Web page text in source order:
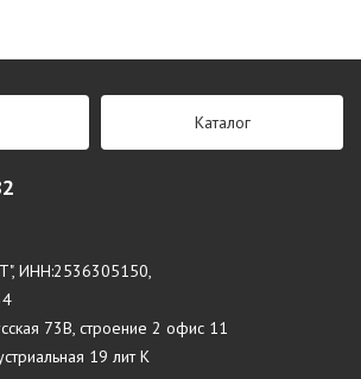
Каталог
ИНН:2536305150,
73В, строение 2 офис 11
19 лит К